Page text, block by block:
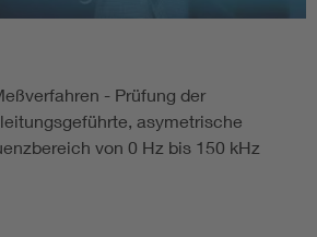
im Kontext der Normung
62305 in der Übersicht
mehr Ressourceneffizienz
- Prüfung der
asymetrische
von 0 Hz bis 150 kHz